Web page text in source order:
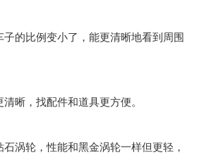
的比例变小了，能更清晰地看到周围
晰，找配件和道具更方便。
涡轮，性能和黑金涡轮一样但更轻，